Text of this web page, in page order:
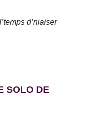
d’niaiser
SOLO DE